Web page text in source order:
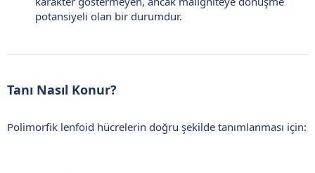
potansiyeli olan bir durumdur.
Tanı Nasıl Konur?​
Polimorfik lenfoid hücrelerin doğru şekilde tanımlanması için: